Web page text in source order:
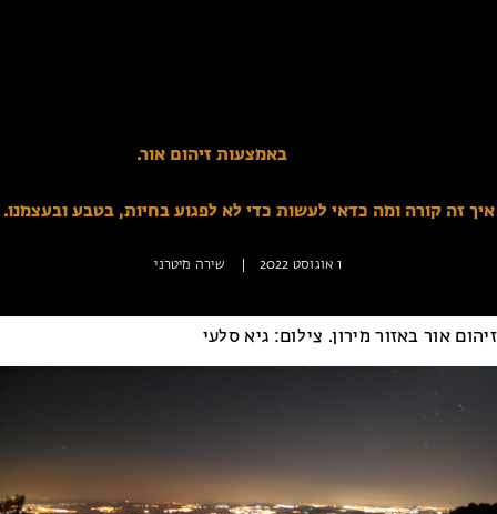
באמצעות זיהום אור.
איך זה קורה ומה כדאי לעשות כדי לא לפגוע בחיות, בטבע ובעצמנו.
1 אוגוסט 2022 שירה מיטרני
זיהום אור באזור מירון. צילום: גיא סלעי